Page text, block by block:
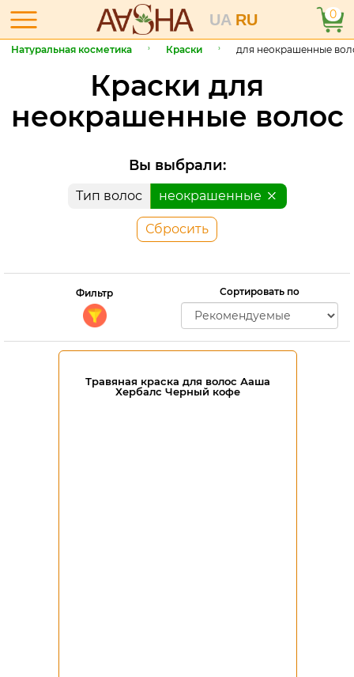
UA RU 0
Натуральная косметика Краски для неокрашенные
Краски для
неокрашенные волос
Вы выбрали:
Тип волос неокрашенные
Сбросить
Фильтр Сортировать по
Травяная краска для волос Ааша
Хербалс Черный кофе